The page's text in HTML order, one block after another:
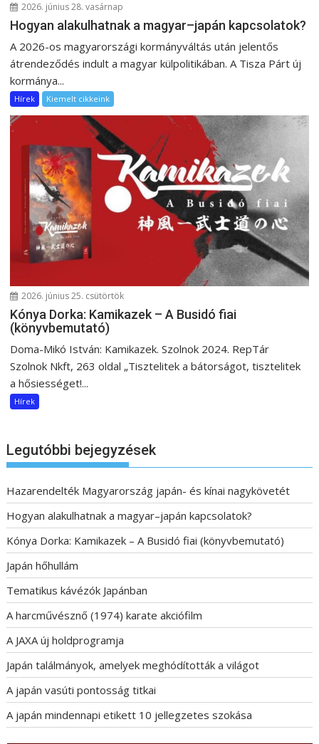
2026. június 28. vasárnap
Hogyan alakulhatnak a magyar–japán kapcsolatok?
A 2026-os magyarországi kormányváltás után jelentős
átrendeződés indult a magyar külpolitikában. A Tisza Párt új
kormánya...
Hírek Kiemelt cikkeink
2026. június 25. csütörtök
Kónya Dorka: Kamikazek – A Busidó fiai
(könyvbemutató)
Doma-Mikó István: Kamikazek. Szolnok 2024. RepTár
Szolnok Nkft, 263 oldal „Tisztelitek a bátorságot, tisztelitek
a hősiességet!...
Hírek
Legutóbbi bejegyzések
Hazarendelték Magyarország japán- és kínai nagykövetét
Hogyan alakulhatnak a magyar–japán kapcsolatok?
Kónya Dorka: Kamikazek – A Busidó fiai (könyvbemutató)
Japán hőhullám
Tematikus kávézók Japánban
A harcművésznő (1974) karate akciófilm
A JAXA új holdprogramja
Japán találmányok, amelyek meghódították a világot
A japán vasúti pontosság titkai
A japán mindennapi etikett 10 jellegzetes szokása